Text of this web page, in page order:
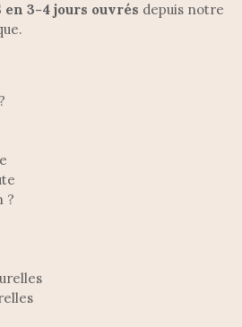
en 3-4 jours ouvrés depuis notre
?